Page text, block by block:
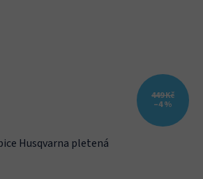
449 Kč
–4 %
Husqvarna pletená